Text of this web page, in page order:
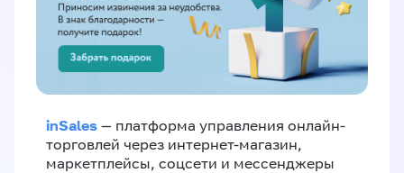
inSales — платформа управления онлайн-
торговлей через интернет-магазин,
маркетплейсы, соцсети и мессенджеры